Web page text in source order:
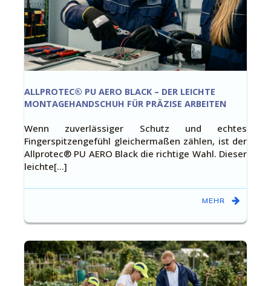
ALLPROTEC® PU AERO BLACK – DER LEICHTE
MONTAGEHANDSCHUH FÜR PRÄZISE ARBEITEN
Wenn zuverlässiger Schutz und echtes
Fingerspitzengefühl gleichermaßen zählen, ist der
Allprotec® PU AERO Black die richtige Wahl. Dieser
leichte[…]
MEHR